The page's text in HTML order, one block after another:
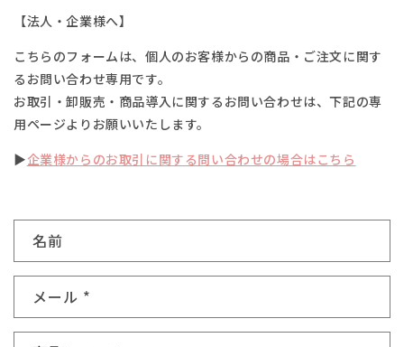
【法人・企業様へ】
こちらのフォームは、個人のお客様からの商品・ご注文に関す
るお問い合わせ専用です。
お取引・卸販売・商品導入に関するお問い合わせは、下記の専
用ページよりお願いいたします。
▶企業様からのお取引に関する問い合わせの場合はこちら
問
い
わ
名前
メール *